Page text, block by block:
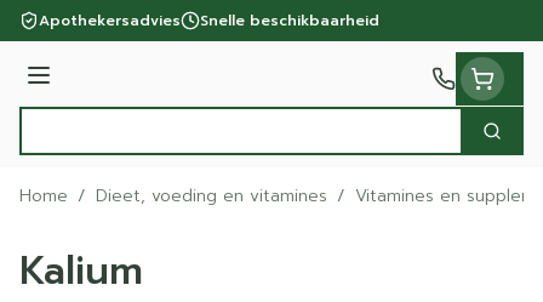
Ga naar de inhoud
Apothekersadvies Snelle beschikbaarheid
Menu
Zoek
Home / Dieet, voeding en vitamines / Vitamines en
Kalium